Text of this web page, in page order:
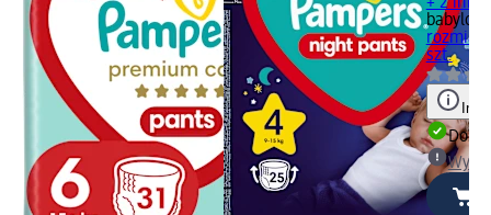
babylove
rozmiar
szt.